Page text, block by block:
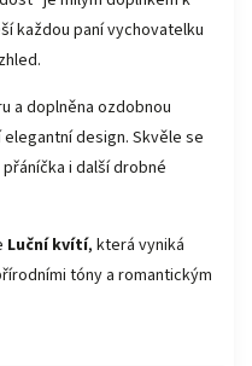
každou paní vychovatelku
a doplněna ozdobnou
design. Skvěle se
i další drobné
Luční kvítí, která vyniká
tóny a romantickým